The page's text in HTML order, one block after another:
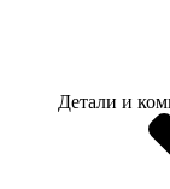
Детали и